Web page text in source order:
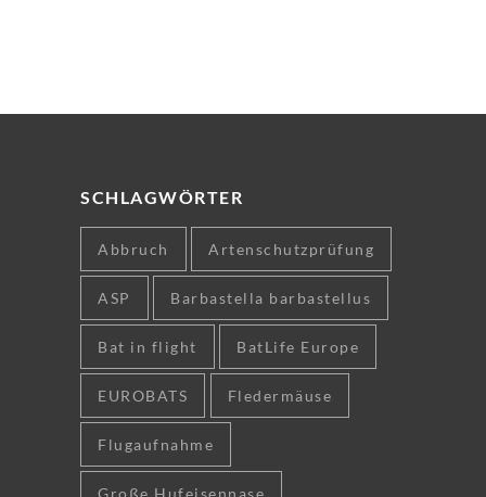
SCHLAGWÖRTER
Abbruch Artenschutzprüfung
ASP Barbastella barbastellus
Bat in flight BatLife Europe
EUROBATS Fledermäuse
Flugaufnahme
Große Hufeisennase